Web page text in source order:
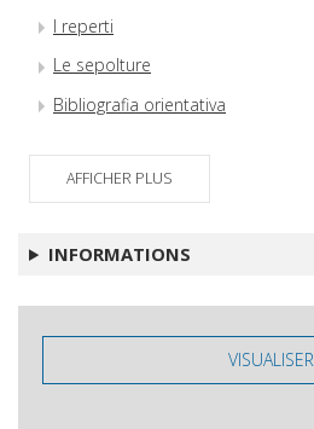
I reperti
Le sepolture
Bibliografia orientativa
AFFICHER PLUS
INFORMATIONS
VISUALISER